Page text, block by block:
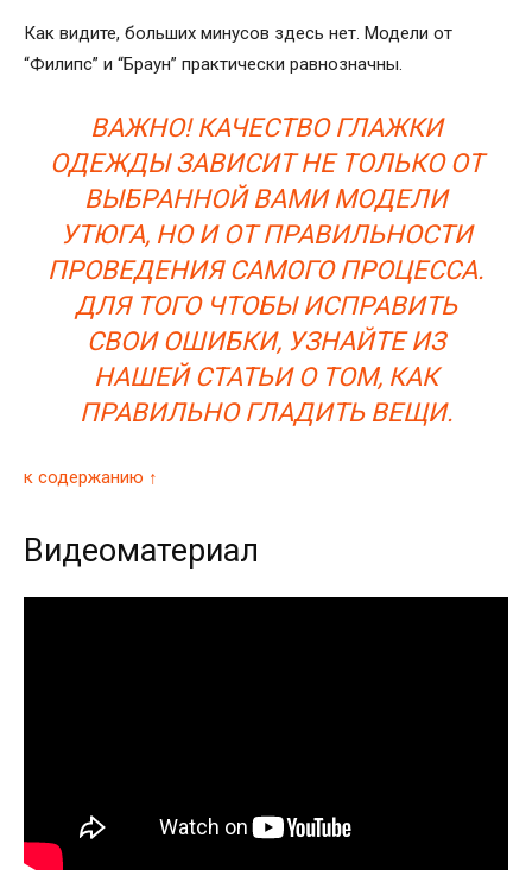
Как видите, больших минусов здесь нет. Модели от
“Филипс” и “Браун” практически равнозначны.
ВАЖНО! КАЧЕСТВО ГЛАЖКИ
ОДЕЖДЫ ЗАВИСИТ НЕ ТОЛЬКО ОТ
ВЫБРАННОЙ ВАМИ МОДЕЛИ
УТЮГА, НО И ОТ ПРАВИЛЬНОСТИ
ПРОВЕДЕНИЯ САМОГО ПРОЦЕССА.
ДЛЯ ТОГО ЧТОБЫ ИСПРАВИТЬ
СВОИ ОШИБКИ, УЗНАЙТЕ ИЗ
НАШЕЙ СТАТЬИ О ТОМ, КАК
ПРАВИЛЬНО ГЛАДИТЬ ВЕЩИ.
к содержанию ↑
Видеоматериал